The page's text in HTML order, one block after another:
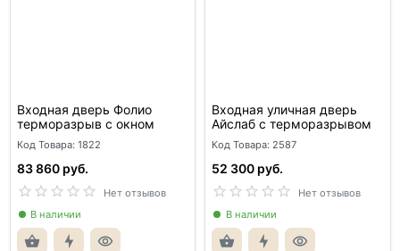
Входная дверь Фолио
терморазрыв с окном
Код Товара: 1822
83 860 руб.
Нет отзывов
В наличии
Входная уличная дверь
Айслаб с терморазрывом
Код Товара: 2587
52 300 руб.
Нет отзывов
В наличии